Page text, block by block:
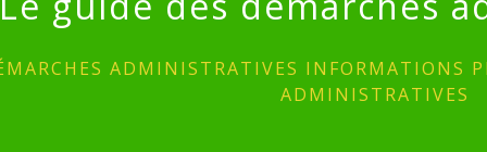
ADMINISTRATIVES INFORMATIONS
ADMINISTRATIVES